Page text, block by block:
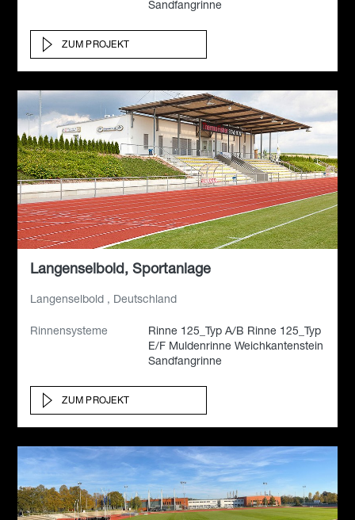
Sandfangrinne
ZUM PROJEKT
Langenselbold, Sportanlage
Langenselbold , Deutschland
Rinnensysteme
Rinne 125_Typ A/B Rinne 125_Typ
E/F Muldenrinne Weichkantenstein
Sandfangrinne
ZUM PROJEKT